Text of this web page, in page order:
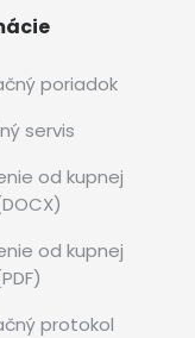
poriadok
servis
od kupnej
od kupnej
protokol